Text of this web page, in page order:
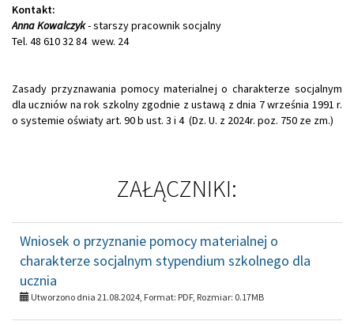
Kontakt:
Anna Kowalczyk- starszy pracownik socjalny
Tel. 48 610 32 84 wew. 24
Zasady przyznawania pomocy materialnej o charakterze socjalnym
dla uczniów na rok szkolny zgodnie z ustawą z dnia 7 września 1991 r.
o systemie oświaty art. 90 b ust. 3 i 4 (Dz. U. z 2024r. poz. 750 ze zm.)
ZAŁĄCZNIKI:
Wniosek o przyznanie pomocy materialnej o
charakterze socjalnym stypendium szkolnego dla
ucznia
Utworzono dnia 21.08.2024, Format: PDF, Rozmiar: 0.17MB